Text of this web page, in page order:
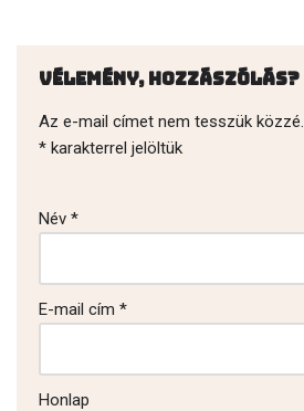
Vélemény, hozzászólás?
Az e-mail címet nem tesszük közzé.
* karakterrel jelöltük
Név *
E-mail cím *
Honlap